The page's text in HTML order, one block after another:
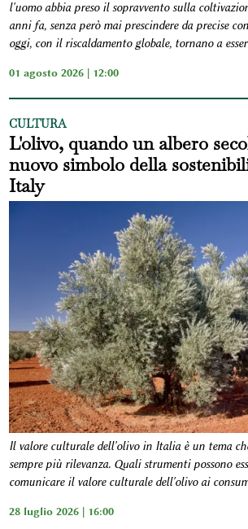
l'uomo abbia preso il sopravvento sulla
anni fa, senza però mai prescindere da precise
oggi, con il riscaldamento globale, tornano a
01 agosto 2026 | 12:00
CULTURA
L'olivo, quando un albero
nuovo simbolo della
Italy
Il valore culturale dell'olivo in Italia è un tema
sempre più rilevanza. Quali strumenti possono
comunicare il valore culturale dell'olivo ai
28 luglio 2026 | 16:00